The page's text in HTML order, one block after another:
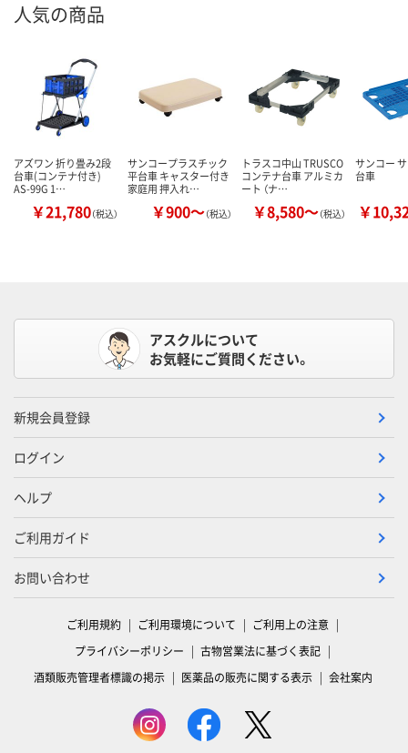
人気の商品
アズワン 折り畳み2段
台車(コンテナ付き)
AS-99G 1…
￥21,780（税込）
サンコープラスチック
平台車 キャスター付き
家庭用 押入れ…
￥900～（税込）
トラスコ中山 TRUSCO
コンテナ台車 アルミカ
ート （ナ…
￥8,580～（税込）
サンコー
台車
￥
アスクルについて
お気軽にご質問ください。
新規会員登録
ログイン
ヘルプ
ご利用ガイド
お問い合わせ
ご利用規約 ご利用環境について
ご利用上の注意
プライバシーポリシー
古物営業法に基づく表記
酒類販売管理者標識の掲示
医薬品の販売に関する表示 会社案内